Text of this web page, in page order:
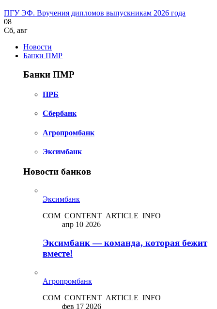
ПГУ ЭФ. Вручения дипломов выпускникам 2026 года
08
Сб, авг
Новости
Банки ПМР
Банки ПМР
ПРБ
Сбербанк
Агропромбанк
Эксимбанк
Новости банков
Эксимбанк
COM_CONTENT_ARTICLE_INFO
апр 10 2026
Эксимбанк — команда, которая бежит
вместе!
Агропромбанк
COM_CONTENT_ARTICLE_INFO
фев 17 2026